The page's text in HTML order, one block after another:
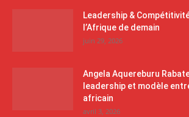
Leadership &
l’Afrique de demain
juin 29, 2026
Angela Aquereburu
leadership et modèle
africain
avril 3, 2026